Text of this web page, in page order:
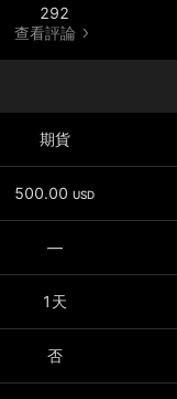
292
查看評論
期貨
500.00 USD
—
1天
否